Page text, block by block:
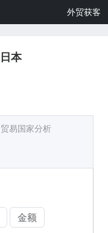
外贸获客
日本
贸易国家分析
金额